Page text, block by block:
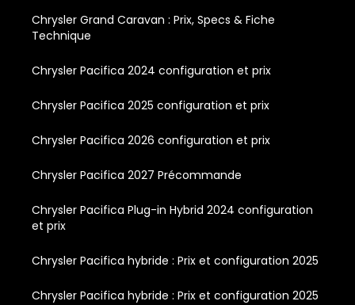
Chrysler Grand Caravan : Prix, Specs & Fiche
Technique
Chrysler Pacifica 2024 configuration et prix
Chrysler Pacifica 2025 configuration et prix
Chrysler Pacifica 2026 configuration et prix
Chrysler Pacifica 2027 Précommande
Chrysler Pacifica Plug-in Hybrid 2024 configuration
et prix
Chrysler Pacifica hybride : Prix et configuration 2025
Chrysler Pacifica hybride : Prix et configuration 2025